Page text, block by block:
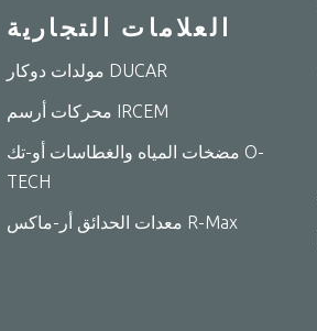
العلامات التجارية
مولدات دوكار DUCAR
محركات أرسم IRCEM
مضخات المياه والغطاسات أو-تك O-
TECH
معدات الحدائق أر-ماكس R-Max